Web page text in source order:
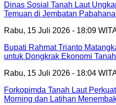
Dinas Sosial Tanah Laut
Temuan di Jembatan
Rabu, 15 Juli 2026 - 18:09
Bupati Rahmat Trianto
untuk Dongkrak Ekonomi
Rabu, 15 Juli 2026 - 18:04
Forkopimda Tanah Laut
Morning dan Latihan